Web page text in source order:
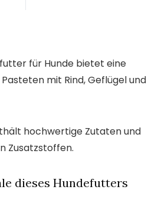
für Hunde bietet eine
mit Rind, Geflügel und
hochwertige Zutaten und
Zusatzstoffen.
dieses Hundefutters